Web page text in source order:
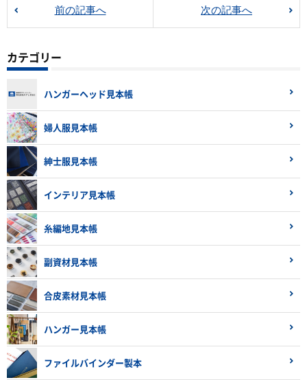
前の記事へ 次の記事へ
カテゴリー
ハンガーヘッド見本帳
婦人服見本帳
紳士服見本帳
インテリア見本帳
糸編地見本帳
副資材見本帳
合皮素材見本帳
ハンガー見本帳
ファイルバインダー製本